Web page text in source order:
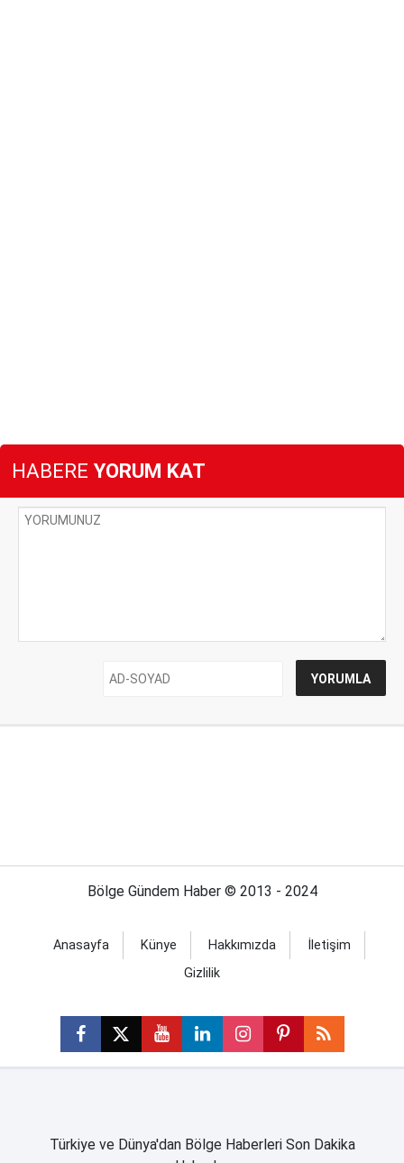
HABERE YORUM KAT
Bölge Gündem Haber © 2013 - 2024
Anasayfa Künye Hakkımızda
İletişim
Gizlilik
Türkiye ve Dünya'dan Bölge Haberleri Son Dakika